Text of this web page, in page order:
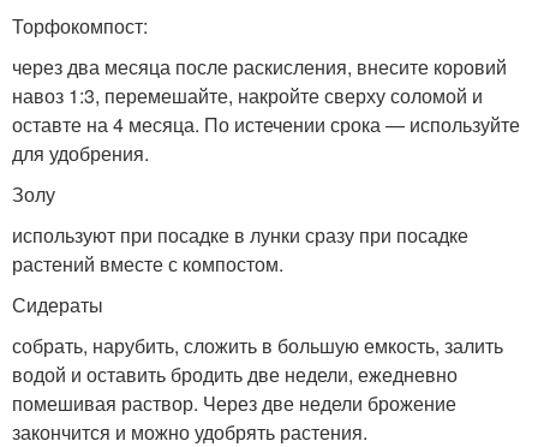
Торфокомпост:
через два месяца после раскисления, внесите коровий
навоз 1:3, перемешайте, накройте сверху соломой и
оставте на 4 месяца. По истечении срока — используйте
для удобрения.
Золу
используют при посадке в лунки сразу при посадке
растений вместе с компостом.
Сидераты
собрать, нарубить, сложить в большую емкость, залить
водой и оставить бродить две недели, ежедневно
помешивая раствор. Через две недели брожение
закончится и можно удобрять растения.